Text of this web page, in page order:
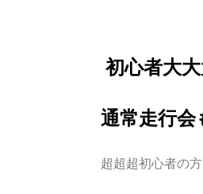
初心者大
通常走行
超超超初心者の